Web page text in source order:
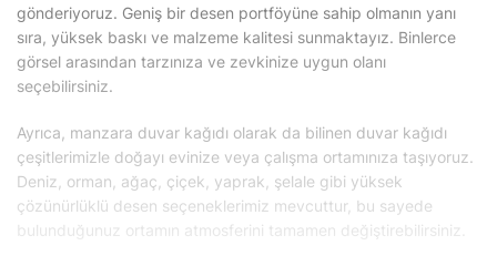
gönderiyoruz. Geniş bir desen portföyüne sahip olmanın yanı
sıra, yüksek baskı ve malzeme kalitesi sunmaktayız. Binlerce
görsel arasından tarzınıza ve zevkinize uygun olanı
seçebilirsiniz.
Ayrıca, manzara duvar kağıdı olarak da bilinen duvar kağıdı
çeşitlerimizle doğayı evinize veya çalışma ortamınıza taşıyoruz.
Deniz, orman, ağaç, çiçek, yaprak, şelale gibi yüksek
çözünürlüklü desen seçeneklerimiz mevcuttur, bu sayede
bulunduğunuz ortamın atmosferini tamamen değiştirebilirsiniz.